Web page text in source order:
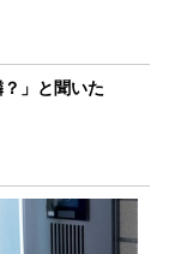
」と聞いた